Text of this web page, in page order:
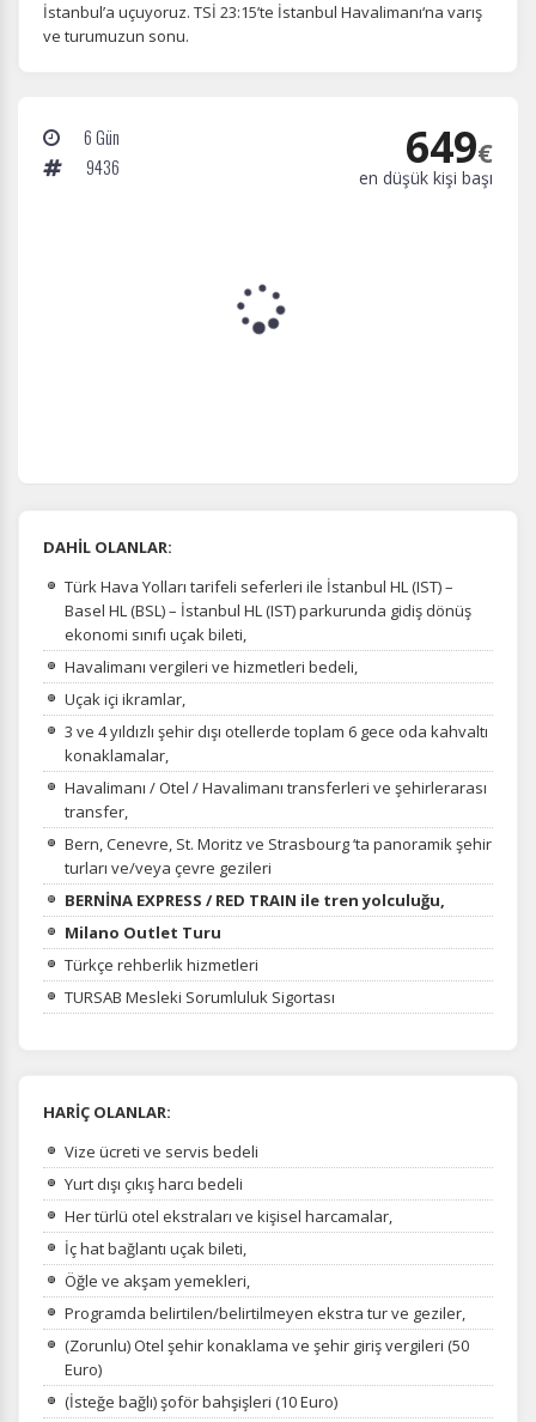
İstanbul’a uçuyoruz. TSİ 23:15’te İstanbul Havalimanı‘na varış
ve turumuzun sonu.
6 Gün
9436
649€
en düşük kişi başı
DAHİL OLANLAR:
Türk Hava Yolları tarifeli seferleri ile İstanbul HL (IST) –
Basel HL (BSL) – İstanbul HL (IST) parkurunda gidiş dönüş
ekonomi sınıfı uçak bileti,
Havalimanı vergileri ve hizmetleri bedeli,
Uçak içi ikramlar,
3 ve 4 yıldızlı şehir dışı otellerde toplam 6 gece oda kahvaltı
konaklamalar,
Havalimanı / Otel / Havalimanı transferleri ve şehirlerarası
transfer,
Bern, Cenevre, St. Moritz ve Strasbourg ‘ta panoramik şehir
turları ve/veya çevre gezileri
BERNİNA EXPRESS / RED TRAIN ile tren yolculuğu,
Milano Outlet Turu
Türkçe rehberlik hizmetleri
TURSAB Mesleki Sorumluluk Sigortası
HARİÇ OLANLAR:
Vize ücreti ve servis bedeli
Yurt dışı çıkış harcı bedeli
Her türlü otel ekstraları ve kişisel harcamalar,
İç hat bağlantı uçak bileti,
Öğle ve akşam yemekleri,
Programda belirtilen/belirtilmeyen ekstra tur ve geziler,
(Zorunlu) Otel şehir konaklama ve şehir giriş vergileri (50
Euro)
(İsteğe bağlı) şoför bahşişleri (10 Euro)